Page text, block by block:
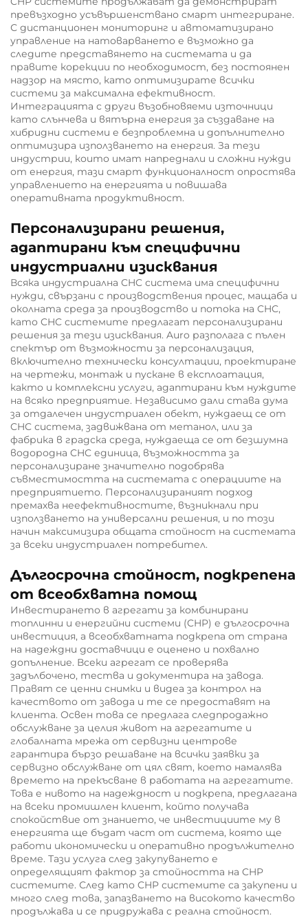
превъзходно усъвършенствано смарт интегриране.
С дистанционен мониторинг и автоматизирано
управление на натоварването е възможно да
следите представянето на системата и да
правите корекции по необходимост, без постоянен
надзор на място, като оптимизирате всички
системи за максимална ефективност.
Интеграцията с други възобновяеми източници
като слънчева и вятърна енергия за създаване на
хибридни системи е безпроблемна и допълнително
оптимизира използването на енергия. За тези
индустрии, които имат напреднали и сложни нужди
от енергия, тази смарт функционалност опростява
управлението на енергията и повишава
оперативната продуктивност.
Персонализирани решения,
адаптирани към специфични
индустриални изисквания
Всяка индустриална CHC система има специфични
нужди, свързани с производствения процес, мащаба и
околната среда за производство и потока на CHC,
като CHC системите предлагат персонализирани
решения за тези изисквания. Auro разполага с пълен
спектър от възможности за персонализация,
включително технически консултации, проектиране
на чертежи, монтаж и пускане в експлоатация,
както и комплексни услуги, адаптирани към нуждите
на всяко предприятие. Независимо дали става дума
за отдалечен индустриален обект, нуждаещ се от
CHC система, задвижвана от метанол, или за
фабрика в градска среда, нуждаеща се от безшумна
водородна CHC единица, възможността за
персонализиране значително подобрява
съвместимостта на системата с операциите на
предприятието. Персонализираният подход
премахва неефективностите, възникнали при
използването на универсални решения, и по този
начин максимизира общата стойност на системата
за всеки индустриален потребител.
Дългосрочна стойност, подкрепена
от всеобхватна помощ
Инвестирането в агрегати за комбинирани
топлинни и енергийни системи (CHP) е дългосрочна
инвестиция, а всеобхватната подкрепа от страна
на надеждни доставчици е оценено и похвално
допълнение. Всеки агрегат се проверява
задълбочено, тества и документира на завода.
Правят се ценни снимки и видеа за контрол на
качеството от завода и те се предоставят на
клиента. Освен това се предлага следпродажно
обслужване за целия живот на агрегатите и
глобалната мрежа от сервизни центрове
гарантира бързо решаване на всички заявки за
сервизно обслужване от цял свят, което намалява
времето на прекъсване в работата на агрегатите.
Това е нивото на надеждност и подкрепа, предлагана
на всеки промишлен клиент, който получава
спокойствие от знанието, че инвестициите му в
енергията ще бъдат част от система, която ще
работи икономически и оперативно продължително
време. Тази услуга след закупуването е
определящият фактор за стойността на CHP
системите. След като CHP системите са закупени и
много след това, запазването на високото качество
продължава и се придружава с реална стойност.